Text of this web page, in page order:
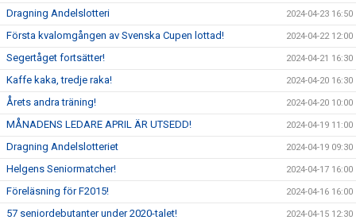
Dragning Andelslotteri 2024-04-23 16:50
Första kvalomgången av Svenska Cupen lottad! 2024-04-22 12:00
Segertåget fortsätter! 2024-04-21 16:30
Kaffe kaka, tredje raka! 2024-04-20 16:30
Årets andra träning! 2024-04-20 10:00
MÅNADENS LEDARE APRIL ÄR UTSEDD! 2024-04-19 11:00
Dragning Andelslotteriet 2024-04-19 09:30
Helgens Seniormatcher! 2024-04-17 16:00
Föreläsning för F2015! 2024-04-16 16:00
57 seniordebutanter under 2020-talet! 2024-04-15 12:30